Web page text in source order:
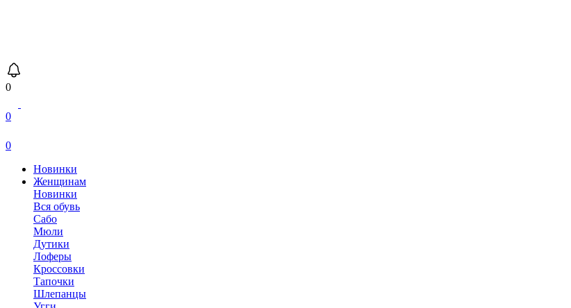
0
0
0
Новинки
Женщинам
Новинки
Вся обувь
Сабо
Мюли
Дутики
Лоферы
Кроссовки
Тапочки
Шлепанцы